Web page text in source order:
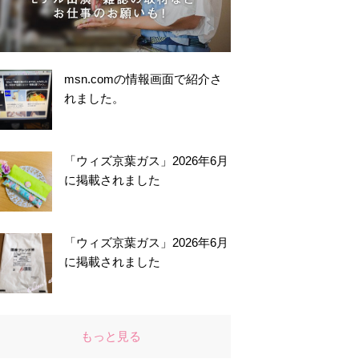
msn.comの情報画面で紹介さ
れました。
「ウィズ京葉ガス」2026年6月
に掲載されました
「ウィズ京葉ガス」2026年6月
に掲載されました
もっと見る